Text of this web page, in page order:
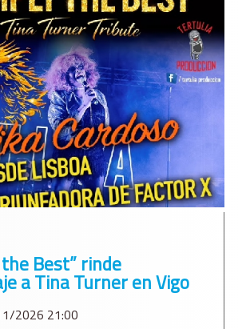
Best” rinde
a Tina Turner en Vigo
2026 21:00